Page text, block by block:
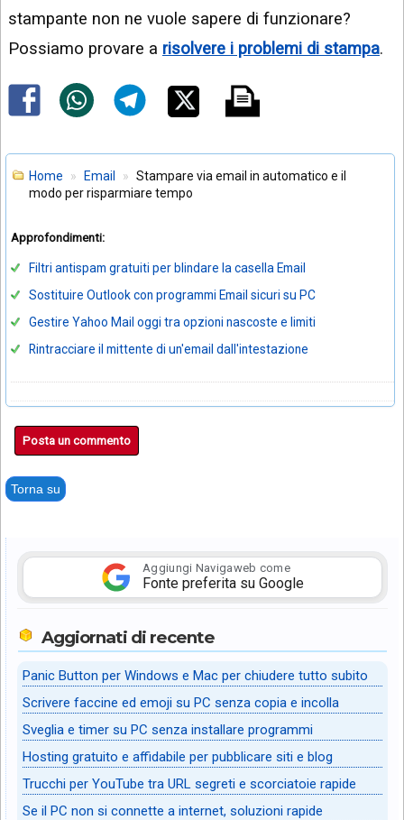
stampante non ne vuole sapere di funzionare?
Possiamo provare a risolvere i problemi di stampa.
Home Email
Stampare via email in automatico e il
modo per risparmiare tempo
Approfondimenti:
Filtri antispam gratuiti per blindare la casella Email
Sostituire Outlook con programmi Email sicuri su PC
Gestire Yahoo Mail oggi tra opzioni nascoste e limiti
Rintracciare il mittente di un'email dall'intestazione
Posta un commento
Torna su
Aggiungi Navigaweb come
Fonte preferita su Google
Aggiornati di recente
Panic Button per Windows e Mac per chiudere tutto subito
Scrivere faccine ed emoji su PC senza copia e incolla
Sveglia e timer su PC senza installare programmi
Hosting gratuito e affidabile per pubblicare siti e blog
Trucchi per YouTube tra URL segreti e scorciatoie rapide
Se il PC non si connette a internet, soluzioni rapide